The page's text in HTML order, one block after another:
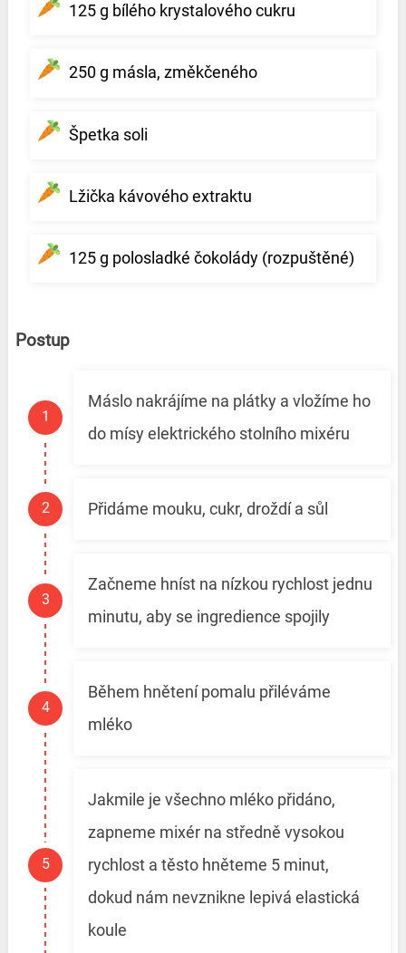
125 g bílého krystalového cukru
250 g másla, změkčeného
Špetka soli
Lžička kávového extraktu
125 g polosladké čokolády (rozpuštěné)
Postup
Máslo nakrájíme na plátky a vložíme ho
do mísy elektrického stolního mixéru
Přidáme mouku, cukr, droždí a sůl
Začneme hníst na nízkou rychlost jednu
minutu, aby se ingredience spojily
Během hnětení pomalu přiléváme
mléko
Jakmile je všechno mléko přidáno,
zapneme mixér na středně vysokou
rychlost a těsto hněteme 5 minut,
dokud nám nevznikne lepivá elastická
koule